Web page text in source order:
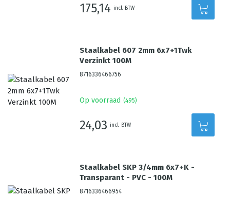
175,14 incl. BTW
Staalkabel 607 2mm 6x7+1Twk
Verzinkt 100M
8716336466756
Op voorraad (495)
24,03 incl. BTW
Staalkabel SKP 3/4mm 6x7+K -
Transparant - PVC - 100M
8716336466954